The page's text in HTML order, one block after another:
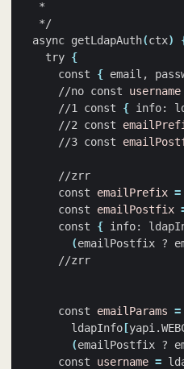
  async getLdapAuth
(ctx)
    try
{
      const
{ email,
      //no const
username
      //1 const
{ info:
      //2 const
      //3 const
      const
emailPrefix =
      const
emailPostfix
      const
{ info:
(emailPostfix ?
      const
emailParams =
        ldapInfo
[
(emailPostfix ?
      const
username =